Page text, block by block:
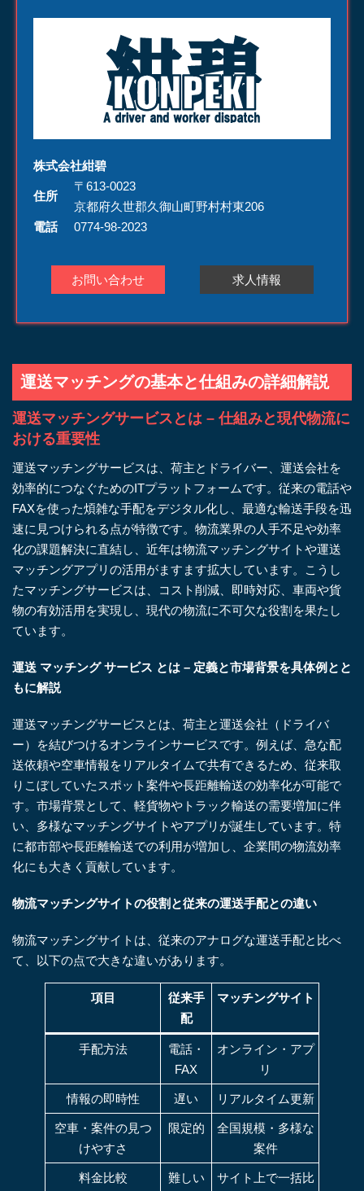
株式会社紺碧
住所
〒613-0023
京都府久世郡久御山町野村村東206
電話
0774-98-2023
お問い合わせ 求人情報
運送マッチングの基本と仕組みの詳細解説
運送マッチングサービスとは – 仕組みと現代物流に
おける重要性
運送マッチングサービスは、荷主とドライバー、運送会社を
効率的につなぐためのITプラットフォームです。従来の電話や
FAXを使った煩雑な手配をデジタル化し、最適な輸送手段を迅
速に見つけられる点が特徴です。物流業界の人手不足や効率
化の課題解決に直結し、近年は物流マッチングサイトや運送
マッチングアプリの活用がますます拡大しています。こうし
たマッチングサービスは、コスト削減、即時対応、車両や貨
物の有効活用を実現し、現代の物流に不可欠な役割を果たし
ています。
運送 マッチング サービス とは – 定義と市場背景を具体例とと
もに解説
運送マッチングサービスとは、荷主と運送会社（ドライバ
ー）を結びつけるオンラインサービスです。例えば、急な配
送依頼や空車情報をリアルタイムで共有できるため、従来取
りこぼしていたスポット案件や長距離輸送の効率化が可能で
す。市場背景として、軽貨物やトラック輸送の需要増加に伴
い、多様なマッチングサイトやアプリが誕生しています。特
に都市部や長距離輸送での利用が増加し、企業間の物流効率
化にも大きく貢献しています。
物流マッチングサイトの役割と従来の運送手配との違い
物流マッチングサイトは、従来のアナログな運送手配と比べ
て、以下の点で大きな違いがあります。
項目
従来手
配
マッチングサイト
手配方法
電話・
FAX
オンライン・アプ
リ
情報の即時性 遅い リアルタイム更新
空車・案件の見つ
けやすさ
限定的
全国規模・多様な
案件
料金比較 難しい サイト上で一括比